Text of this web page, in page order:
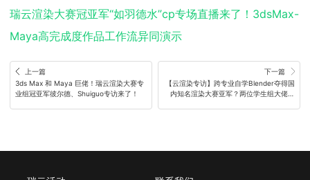
瑞云渲染大赛冠亚军“如羽德水”cp专场直播来了！3dsMax-
Maya高完成度作品工作流异同演示
上一篇
3ds Max 和 Maya 巨佬！瑞云渲染大赛专
业组冠亚军彼尔德、Shuiguo专访来了！
下一篇
【云渲染专访】跨专业自学Blender夺得国
内知名渲染大赛亚军？两位学生组大佬超